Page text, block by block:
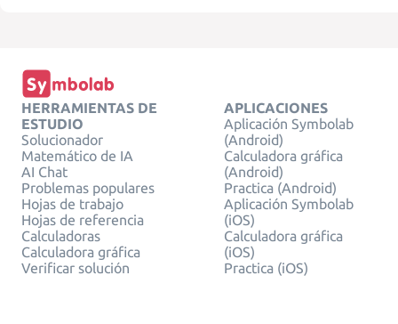
HERRAMIENTAS DE
ESTUDIO
Solucionador
Matemático de IA
AI Chat
Problemas populares
Hojas de trabajo
Hojas de referencia
Calculadoras
Calculadora gráfica
Verificar solución
APLICACIONES
Aplicación Symbolab
(Android)
Calculadora gráfica
(Android)
Practica (Android)
Aplicación Symbolab
(iOS)
Calculadora gráfica
(iOS)
Practica (iOS)